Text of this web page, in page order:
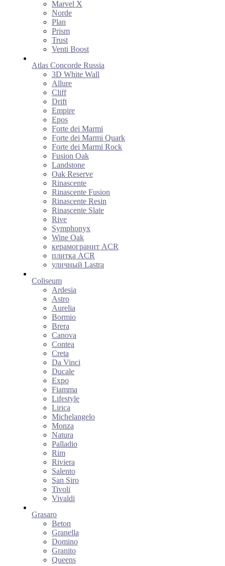
Marvel X
Norde
Plan
Prism
Trust
Venti Boost
Atlas Concorde Russia
3D White Wall
Allure
Cliff
Drift
Empire
Epos
Forte dei Marmi
Forte dei Marmi Quark
Forte dei Marmi Rock
Fusion Oak
Landstone
Oak Reserve
Rinascente
Rinascente Fusion
Rinascente Resin
Rinascente Slate
Rive
Symphonyx
Wine Oak
керамогранит ACR
плитка ACR
уличный Lastra
Coliseum
Ardesia
Astro
Aurelia
Bormio
Brera
Canova
Contea
Creta
Da Vinci
Ducale
Expo
Fiamma
Lifestyle
Lirica
Michelangelo
Monza
Natura
Palladio
Rim
Riviera
Salento
San Siro
Tivoli
Vivaldi
Grasaro
Beton
Granella
Domino
Granito
Queens